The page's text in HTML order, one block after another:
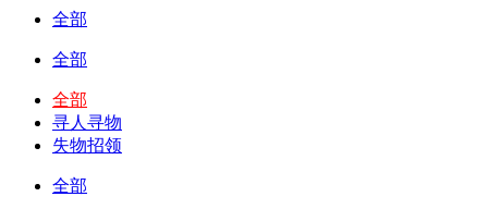
全部
全部
全部
寻人寻物
失物招领
全部